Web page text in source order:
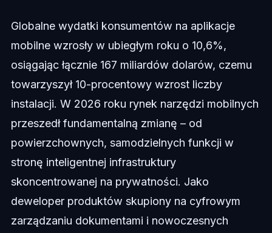
Globalne wydatki konsumentów na aplikacje
mobilne wzrosły w ubiegłym roku o 10,6%,
osiągając łącznie 167 miliardów dolarów, czemu
towarzyszył 10-procentowy wzrost liczby
instalacji. W 2026 roku rynek narzędzi mobilnych
przeszedł fundamentalną zmianę – od
powierzchownych, samodzielnych funkcji w
stronę inteligentnej infrastruktury
skoncentrowanej na prywatności. Jako
deweloper produktów skupiony na cyfrowym
zarządzaniu dokumentami i nowoczesnych